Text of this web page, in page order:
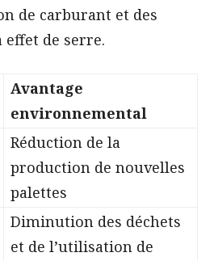
de carburant et des
effet de serre.
Avantage
environnemental
Réduction de la
production de nouvelles
palettes
Diminution des déchets
et de l’utilisation de